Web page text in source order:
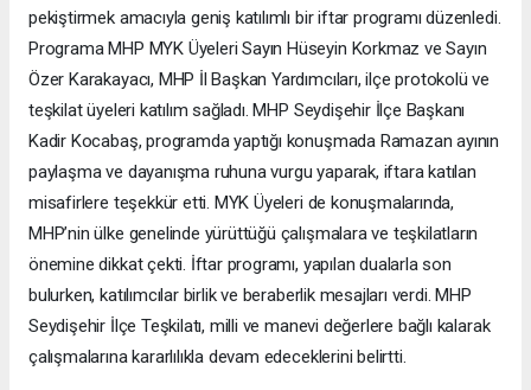
pekiştirmek amacıyla geniş katılımlı bir iftar programı düzenledi.
Programa MHP MYK Üyeleri Sayın Hüseyin Korkmaz ve Sayın
Özer Karakayacı, MHP İl Başkan Yardımcıları, ilçe protokolü ve
teşkilat üyeleri katılım sağladı. MHP Seydişehir İlçe Başkanı
Kadir Kocabaş, programda yaptığı konuşmada Ramazan ayının
paylaşma ve dayanışma ruhuna vurgu yaparak, iftara katılan
misafirlere teşekkür etti. MYK Üyeleri de konuşmalarında,
MHP’nin ülke genelinde yürüttüğü çalışmalara ve teşkilatların
önemine dikkat çekti. İftar programı, yapılan dualarla son
bulurken, katılımcılar birlik ve beraberlik mesajları verdi. MHP
Seydişehir İlçe Teşkilatı, milli ve manevi değerlere bağlı kalarak
çalışmalarına kararlılıkla devam edeceklerini belirtti.